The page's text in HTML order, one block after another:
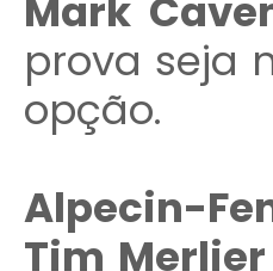
Mark
prova seja
opção.
Alpecin-
Tim Merlier